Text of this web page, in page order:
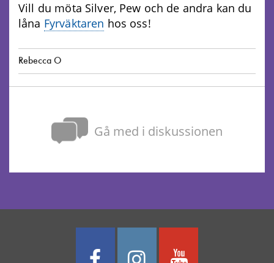
Vill du möta Silver, Pew och de andra kan du
låna Fyrväktaren hos oss!
Rebecca O
Gå med i diskussionen